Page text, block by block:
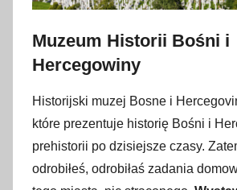
Muzeum Historii Bośni i
Hercegowiny
Historijski muzej Bosne i
które prezentuje historię Bośni i
prehistorii po dzisiejsze czasy.
odrobiłeś, odrobiłaś zadania